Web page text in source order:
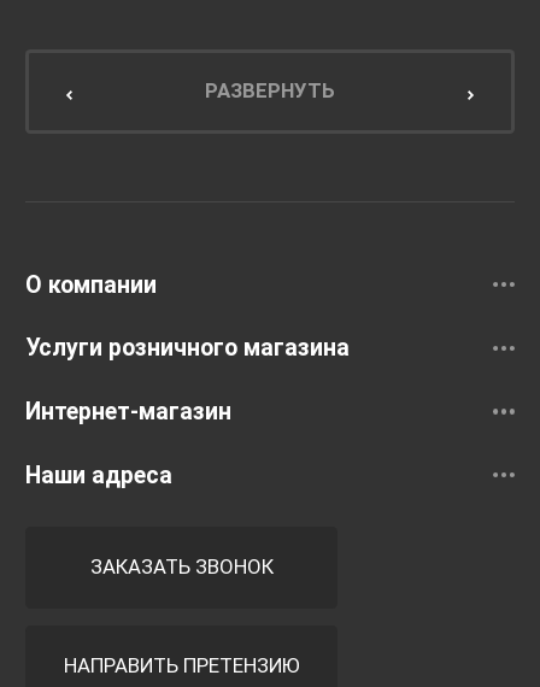
Мебель для кухниРАЗВЕРНУТЬ
О компании
Услуги розничного магазина
Интернет-магазин
Наши адреса
ЗАКАЗАТЬ ЗВОНОК
НАПРАВИТЬ ПРЕТЕНЗИЮ